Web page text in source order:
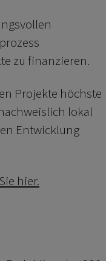
zu finanzieren.
Projekte höchste
lokal
Entwicklung
hier.